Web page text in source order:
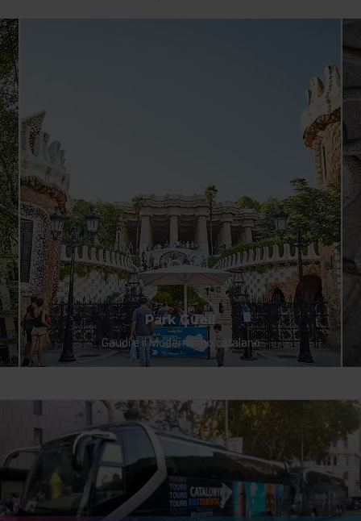
Park Güell
Gaudí e il Modernismo catalano